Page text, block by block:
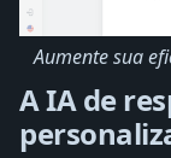
Aumente sua
A IA de